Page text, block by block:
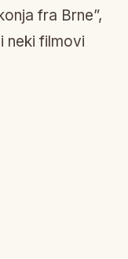
fra Brne”,
neki filmovi